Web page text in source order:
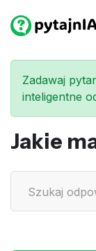
Zadawaj
inteligentne
Jakie